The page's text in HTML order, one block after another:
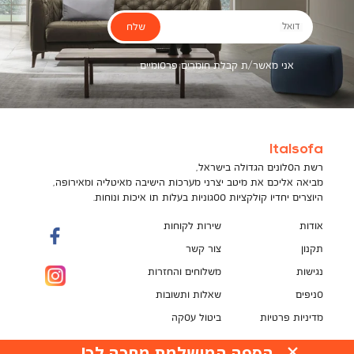
דואל
אני מאשר/ת קבלת חומרים פרסומיים
שלח
Italsofa
רשת הסלונים הגדולה בישראל,
מביאה אליכם את מיטב יצרני מערכות הישיבה מאיטליה ומאירופה,
היוצרים יחדיו קולקציות ססגוניות בעלות תו איכות ונוחות.
אודות
תקנון
נגישות
סניפים
מדיניות פרטיות
שירות לקוחות
צור קשר
משלוחים והחזרות
שאלות ותשובות
ביטול עסקה
תקנון מועדון לקוחות